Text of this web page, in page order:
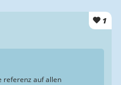
1
referenz auf allen